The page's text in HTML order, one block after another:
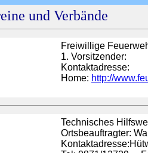
und Verbände
Freiwillige
1. Vorsitzender:
Kontaktadresse:
Home: http://
Technisches
Ortsbeauftragter: